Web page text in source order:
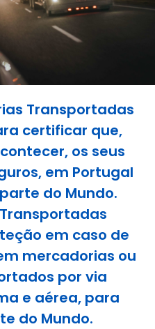
Transportadas
certificar que,
os seus
em Portugal
do Mundo.
em caso de
mercadorias ou
por via
e aérea, para
do Mundo.